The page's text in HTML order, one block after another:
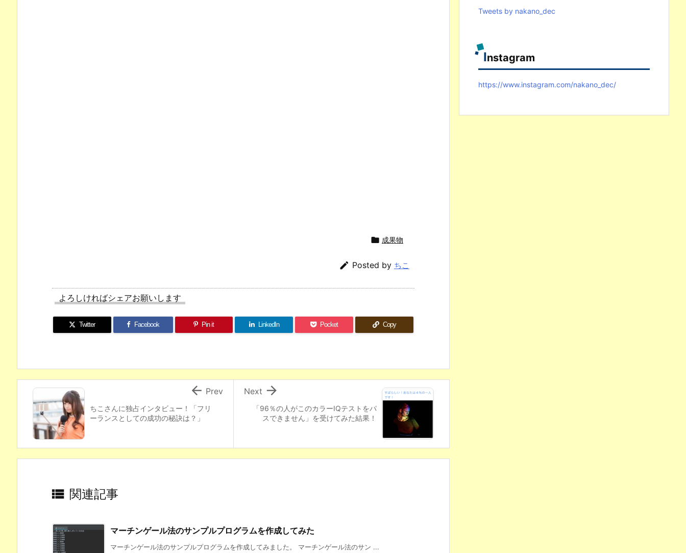
 成果物
 Posted by ちこ
よろしければシェアお願いします
Twitter Facebook Pin it LinkedIn Pocket Copy
「96％の人がこのカラーIQテストをパ
スできません」を受けてみた結果！

Next
ちこさんに独占インタビュー！「フリ
ーランスとしての成功の秘訣は？」
 Prev
 関連記事
マーチンゲール法のサンプルプログラムを作成してみた
マーチンゲール法のサンプルプログラムを作成してみました。 マーチンゲール法のサン ...
Tweets by nakano_dec
Instagram
https://www.instagram.com/nakano_dec/